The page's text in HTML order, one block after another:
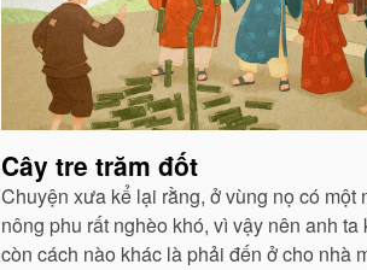
Cây tre trăm đốt
Chuyện xưa kể lại rằng, ở vùng nọ có một
nông phu rất nghèo khó, vì vậy nên anh ta
còn cách nào khác là phải đến ở cho nhà